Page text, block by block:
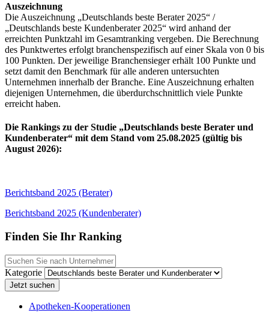
Auszeichnung
Die Auszeichnung „Deutschlands beste Berater 2025“ /
„Deutschlands beste Kundenberater 2025“ wird anhand der
erreichten Punktzahl im Gesamtranking vergeben. Die Berechnung
des Punktwertes erfolgt branchenspezifisch auf einer Skala von 0 bis
100 Punkten. Der jeweilige Branchensieger erhält 100 Punkte und
setzt damit den Benchmark für alle anderen untersuchten
Unternehmen innerhalb der Branche. Eine Auszeichnung erhalten
diejenigen Unternehmen, die überdurchschnittlich viele Punkte
erreicht haben.
Die Rankings zu der Studie „Deutschlands beste Berater und
Kundenberater“ mit dem Stand vom 25.08.2025 (gültig bis
August 2026):
Berichtsband 2025 (Berater)
Berichtsband 2025 (Kundenberater)
Finden Sie Ihr Ranking
Kategorie
Apotheken-Kooperationen